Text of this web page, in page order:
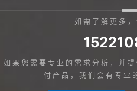
如需了解更多
如果您需要专业的需求分析，并
付产品，我们会有专业